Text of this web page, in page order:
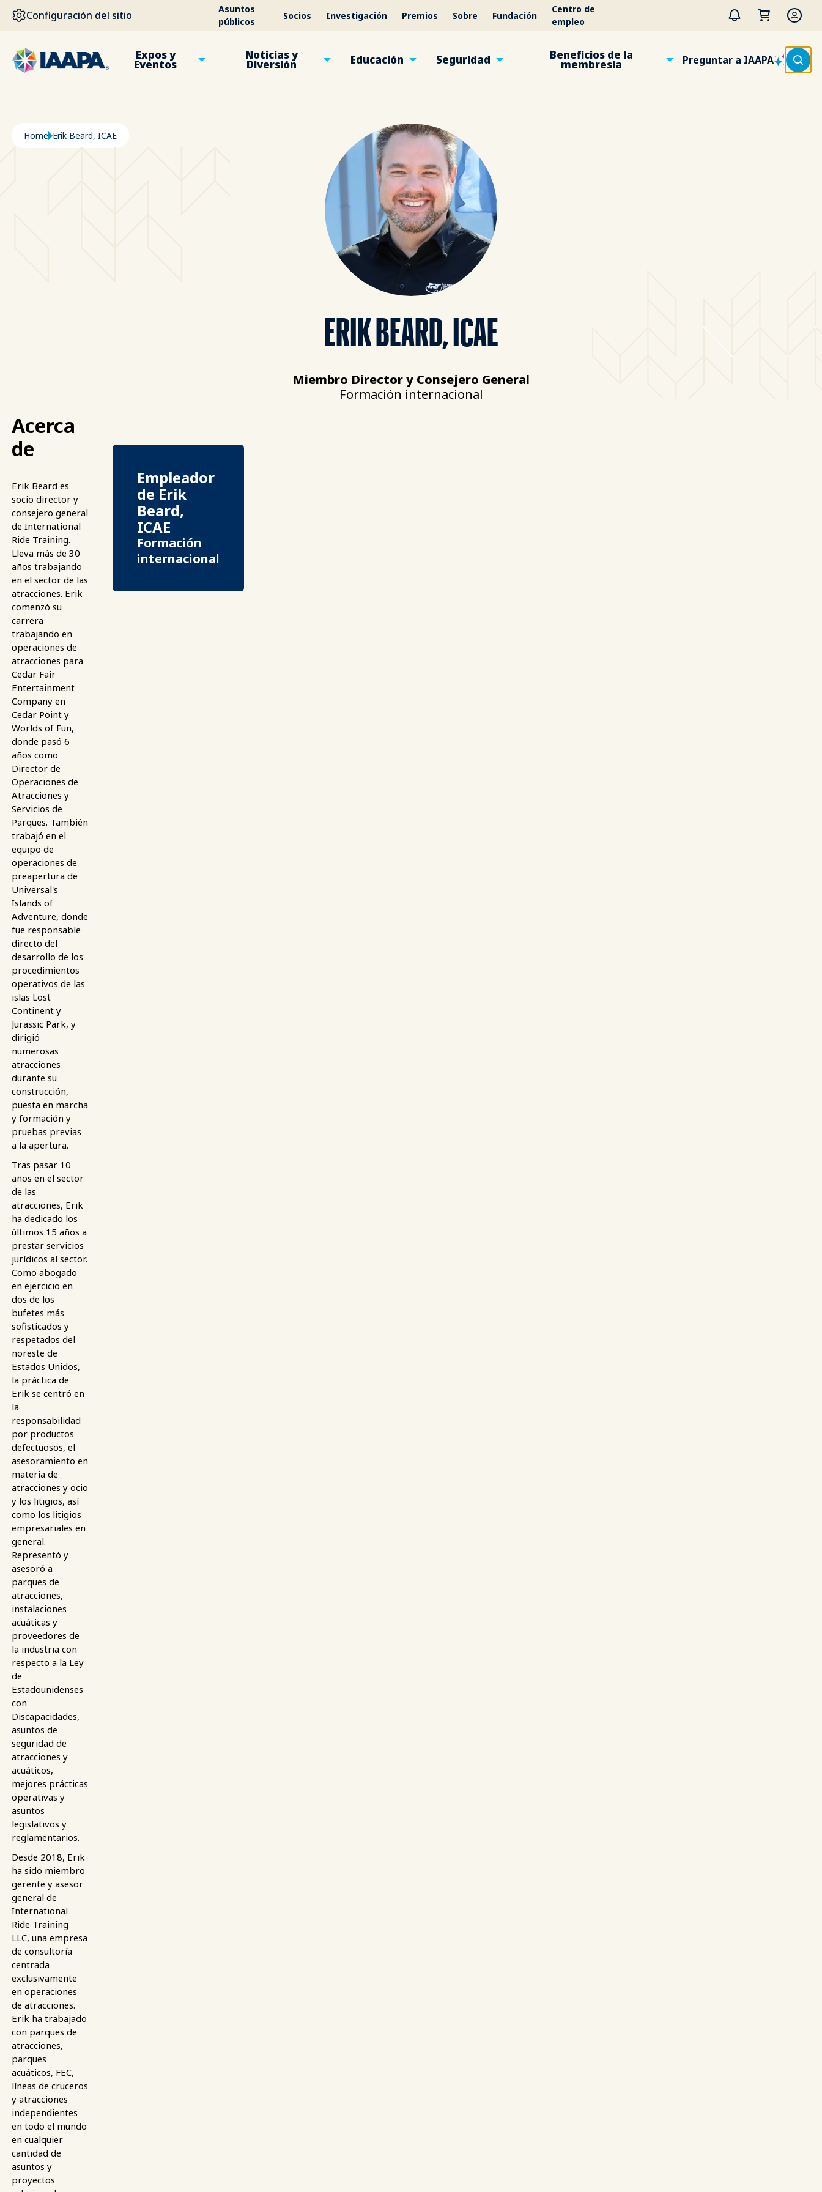
PASAR AL CONTENIDO PRINCIPAL
Configuración del sitio
Asuntos
públicos
Socios Investigación Premios Sobre Fundación
Centro de
empleo
Expos y
Eventos
Noticias y
Diversión Educación Seguridad Beneficios de la
membresía Preguntar a IAAPA
Ruta de navegación
Home Erik Beard, ICAE
ERIK BEARD, ICAE
Miembro Director y Consejero General
Formación internacional
Acerca
de
Erik Beard es
socio director y
consejero general
de International
Ride Training.
Lleva más de 30
años trabajando
en el sector de las
atracciones. Erik
comenzó su
carrera
trabajando en
operaciones de
atracciones para
Cedar Fair
Entertainment
Company en
Cedar Point y
Worlds of Fun,
donde pasó 6
años como
Director de
Operaciones de
Atracciones y
Servicios de
Parques. También
trabajó en el
equipo de
operaciones de
preapertura de
Universal's
Islands of
Adventure, donde
fue responsable
directo del
desarrollo de los
procedimientos
operativos de las
islas Lost
Continent y
Jurassic Park, y
dirigió
numerosas
atracciones
durante su
construcción,
puesta en marcha
y formación y
pruebas previas
a la apertura.
Tras pasar 10
años en el sector
de las
atracciones, Erik
ha dedicado los
últimos 15 años a
prestar servicios
jurídicos al sector.
Como abogado
en ejercicio en
dos de los
bufetes más
sofisticados y
respetados del
noreste de
Estados Unidos,
la práctica de
Erik se centró en
la
responsabilidad
por productos
defectuosos, el
asesoramiento en
materia de
atracciones y ocio
y los litigios, así
como los litigios
empresariales en
general.
Representó y
asesoró a
parques de
atracciones,
instalaciones
acuáticas y
proveedores de
la industria con
respecto a la Ley
de
Estadounidenses
con
Discapacidades,
asuntos de
seguridad de
atracciones y
acuáticos,
mejores prácticas
operativas y
asuntos
legislativos y
reglamentarios.
Desde 2018, Erik
ha sido miembro
gerente y asesor
general de
International
Ride Training
LLC, una empresa
de consultoría
centrada
exclusivamente
en operaciones
de atracciones.
Erik ha trabajado
con parques de
atracciones,
parques
acuáticos, FEC,
líneas de cruceros
y atracciones
independientes
en todo el mundo
en cualquier
cantidad de
asuntos y
proyectos
Empleador
de Erik
Beard,
ICAE
Formación
internacional